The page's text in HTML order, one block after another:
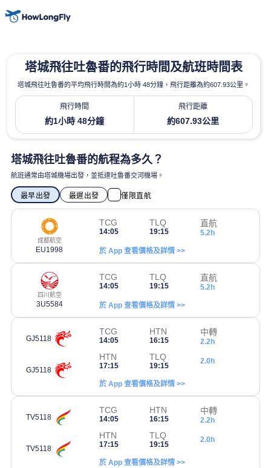
塔城飛往吐魯番的飛行時間及航班時間表
塔城飛往吐魯番的平均飛行時間為約1小時 48分鐘，飛行距離為約607.93公里。
飛行時間
約1小時 48分鐘
飛行距離
約607.93公里
塔城飛往吐魯番的航程為多久？
航班通常由塔城機場出發，並抵達吐魯番交河機場。
最早出發 最遲出發 僅限直航
成都航空
EU1998
TCG
14:05
TLQ
19:15
直航
5.2h
於 App 查看價格及詳情 >>
四川航空
3U5584
TCG
14:05
TLQ
19:15
直航
5.2h
於 App 查看價格及詳情 >>
GJ5118
TCG
14:05
HTN
16:15
中轉
2.2h
GJ5118
HTN
17:15
TLQ
19:15
2.0h
於 App 查看價格及詳情 >>
TV5118
TCG
14:05
HTN
16:15
中轉
2.2h
TV5118
HTN
17:15
TLQ
19:15
2.0h
於 App 查看價格及詳情 >>